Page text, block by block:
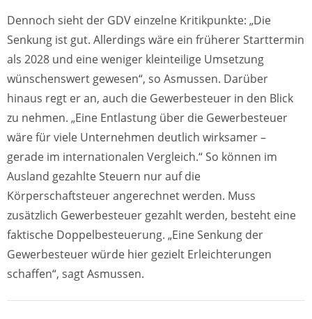
Dennoch sieht der GDV einzelne Kritikpunkte: „Die
Senkung ist gut. Allerdings wäre ein früherer Starttermin
als 2028 und eine weniger kleinteilige Umsetzung
wünschenswert gewesen“, so Asmussen. Darüber
hinaus regt er an, auch die Gewerbesteuer in den Blick
zu nehmen. „Eine Entlastung über die Gewerbesteuer
wäre für viele Unternehmen deutlich wirksamer –
gerade im internationalen Vergleich.“ So können im
Ausland gezahlte Steuern nur auf die
Körperschaftsteuer angerechnet werden. Muss
zusätzlich Gewerbesteuer gezahlt werden, besteht eine
faktische Doppelbesteuerung. „Eine Senkung der
Gewerbesteuer würde hier gezielt Erleichterungen
schaffen“, sagt Asmussen.